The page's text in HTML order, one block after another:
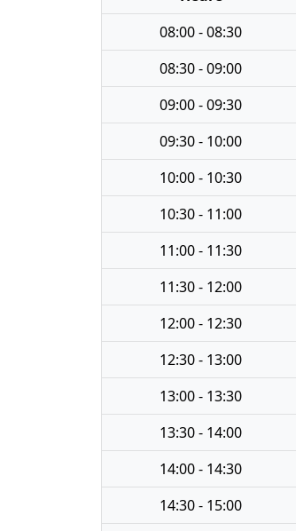
08:00 - 08:30
08:30 - 09:00
09:00 - 09:30
09:30 - 10:00
10:00 - 10:30
10:30 - 11:00
11:00 - 11:30
11:30 - 12:00
12:00 - 12:30
12:30 - 13:00
13:00 - 13:30
13:30 - 14:00
14:00 - 14:30
14:30 - 15:00